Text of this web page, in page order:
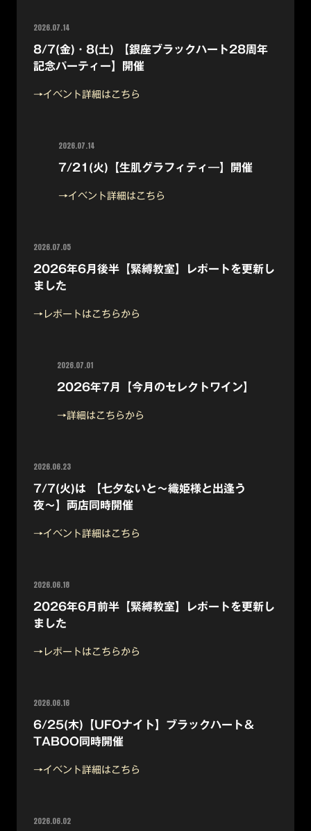
2026.07.14
8/7(金)・8(土) 【銀座ブラックハート28周年
記念パーティー】開催
→イベント詳細はこちら
2026.07.14
7/21(火)【生肌グラフィティ―】開催
→イベント詳細はこちら
2026.07.05
2026年6月後半【緊縛教室】レポートを更新し
ました
→レポートはこちらから
2026.07.01
2026年7月【今月のセレクトワイン】
→詳細はこちらから
2026.06.23
7/7(火)は 【七夕ないと〜織姫様と出逢う
夜〜】両店同時開催
→イベント詳細はこちら
2026.06.18
2026年6月前半【緊縛教室】レポートを更新し
ました
→レポートはこちらから
2026.06.16
6/25(木)【UFOナイト】ブラックハート＆
TABOO同時開催
→イベント詳細はこちら
2026.06.02